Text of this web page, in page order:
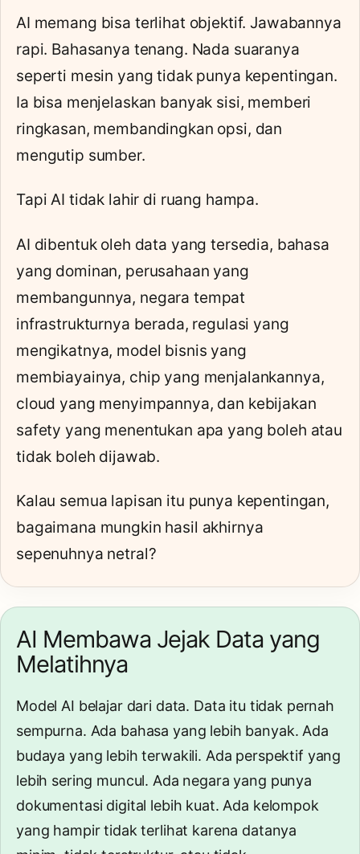
AI memang bisa terlihat objektif. Jawabannya
rapi. Bahasanya tenang. Nada suaranya
seperti mesin yang tidak punya kepentingan.
Ia bisa menjelaskan banyak sisi, memberi
ringkasan, membandingkan opsi, dan
mengutip sumber.
Tapi AI tidak lahir di ruang hampa.
AI dibentuk oleh data yang tersedia, bahasa
yang dominan, perusahaan yang
membangunnya, negara tempat
infrastrukturnya berada, regulasi yang
mengikatnya, model bisnis yang
membiayainya, chip yang menjalankannya,
cloud yang menyimpannya, dan kebijakan
safety yang menentukan apa yang boleh atau
tidak boleh dijawab.
Kalau semua lapisan itu punya kepentingan,
bagaimana mungkin hasil akhirnya
sepenuhnya netral?
AI Membawa Jejak Data yang
Melatihnya
Model AI belajar dari data. Data itu tidak pernah
sempurna. Ada bahasa yang lebih banyak. Ada
budaya yang lebih terwakili. Ada perspektif yang
lebih sering muncul. Ada negara yang punya
dokumentasi digital lebih kuat. Ada kelompok
yang hampir tidak terlihat karena datanya